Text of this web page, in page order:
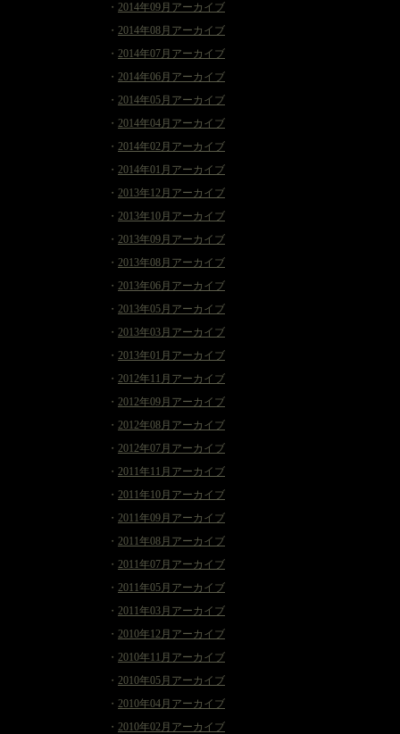
・ 2014年09月アーカイブ
・ 2014年08月アーカイブ
・ 2014年07月アーカイブ
・ 2014年06月アーカイブ
・ 2014年05月アーカイブ
・ 2014年04月アーカイブ
・ 2014年02月アーカイブ
・ 2014年01月アーカイブ
・ 2013年12月アーカイブ
・ 2013年10月アーカイブ
・ 2013年09月アーカイブ
・ 2013年08月アーカイブ
・ 2013年06月アーカイブ
・ 2013年05月アーカイブ
・ 2013年03月アーカイブ
・ 2013年01月アーカイブ
・ 2012年11月アーカイブ
・ 2012年09月アーカイブ
・ 2012年08月アーカイブ
・ 2012年07月アーカイブ
・ 2011年11月アーカイブ
・ 2011年10月アーカイブ
・ 2011年09月アーカイブ
・ 2011年08月アーカイブ
・ 2011年07月アーカイブ
・ 2011年05月アーカイブ
・ 2011年03月アーカイブ
・ 2010年12月アーカイブ
・ 2010年11月アーカイブ
・ 2010年05月アーカイブ
・ 2010年04月アーカイブ
・ 2010年02月アーカイブ